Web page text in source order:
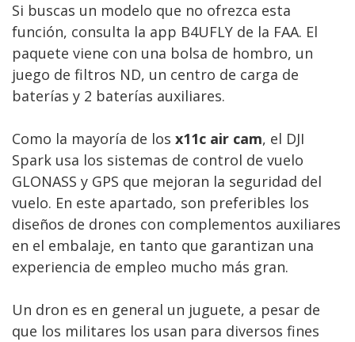
Si buscas un modelo que no ofrezca esta
función, consulta la app B4UFLY de la FAA. El
paquete viene con una bolsa de hombro, un
juego de filtros ND, un centro de carga de
baterías y 2 baterías auxiliares.
Como la mayoría de los x11c air cam, el DJI
Spark usa los sistemas de control de vuelo
GLONASS y GPS que mejoran la seguridad del
vuelo. En este apartado, son preferibles los
diseños de drones con complementos auxiliares
en el embalaje, en tanto que garantizan una
experiencia de empleo mucho más gran.
Un dron es en general un juguete, a pesar de
que los militares los usan para diversos fines